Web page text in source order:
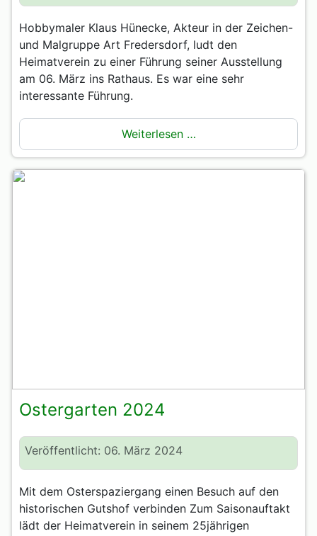
Hobbymaler Klaus Hünecke, Akteur in der Zeichen-
und Malgruppe Art Fredersdorf, ludt den
Heimatverein zu einer Führung seiner Ausstellung
am 06. März ins Rathaus. Es war eine sehr
interessante Führung.
Weiterlesen …
Ostergarten 2024
Veröffentlicht: 06. März 2024
Mit dem Osterspaziergang einen Besuch auf den
historischen Gutshof verbinden Zum Saisonauftakt
lädt der Heimatverein in seinem 25jährigen